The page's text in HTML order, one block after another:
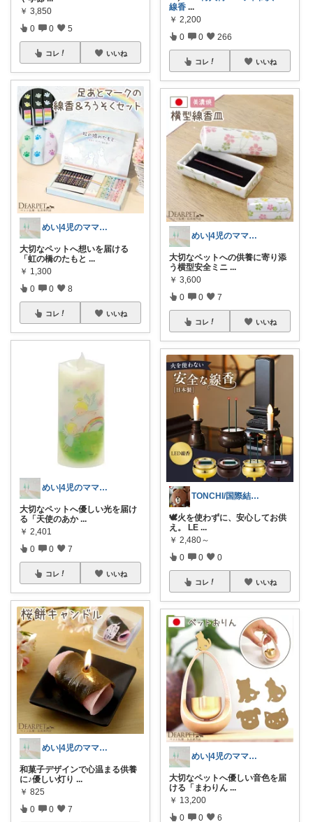
￥ 3,850
0 0 5
コレ いいね
めい|4児のママおすすめ
大切なペットへ想いを届ける
「虹の橋のたもと ...
￥ 1,300
0 0 8
コレ いいね
めい|4児のママおすすめ
大切なペットへ優しい光を届け
る「天使のあか ...
￥ 2,401
0 0 7
コレ いいね
めい|4児のママおすすめ
和菓子デザインで心温まる供養
に♪優しい灯り ...
￥ 825
0 0 7
線香 ...
￥ 2,200
0 0 266
コレ いいね
めい|4児のママおすすめ
大切なペットへの供養に寄り添
う横型安全ミニ ...
￥ 3,600
0 0 7
コレ いいね
TONCHI/国際結婚妻
🕊️火を使わずに、安心してお供
え。 LE ...
￥ 2,480～
0 0 0
コレ いいね
めい|4児のママおすすめ
大切なペットへ優しい音色を届
ける「まわりん ...
￥ 13,200
0 0 6